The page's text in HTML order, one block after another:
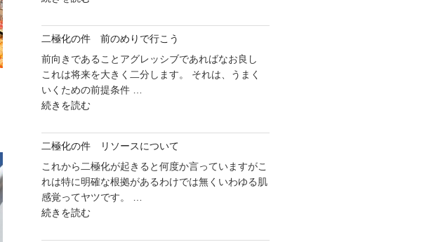
化
の
件
自
信
を
っ
て
い
こ
う"
の
二極化の件 前のめりで行こう
前向きであることアグレッシブであればなお良し
これは将来を大きく二分します。 それは、うまく
いくための前提条件 …
"二
化
の
件
前
の
め
続きを読む
二極化の件 リソースについて
これから二極化が起きると何度か言っていますがこ
れは特に明確な根拠があるわけでは無くいわゆる肌
感覚ってヤツです。 …
"二
続きを読む